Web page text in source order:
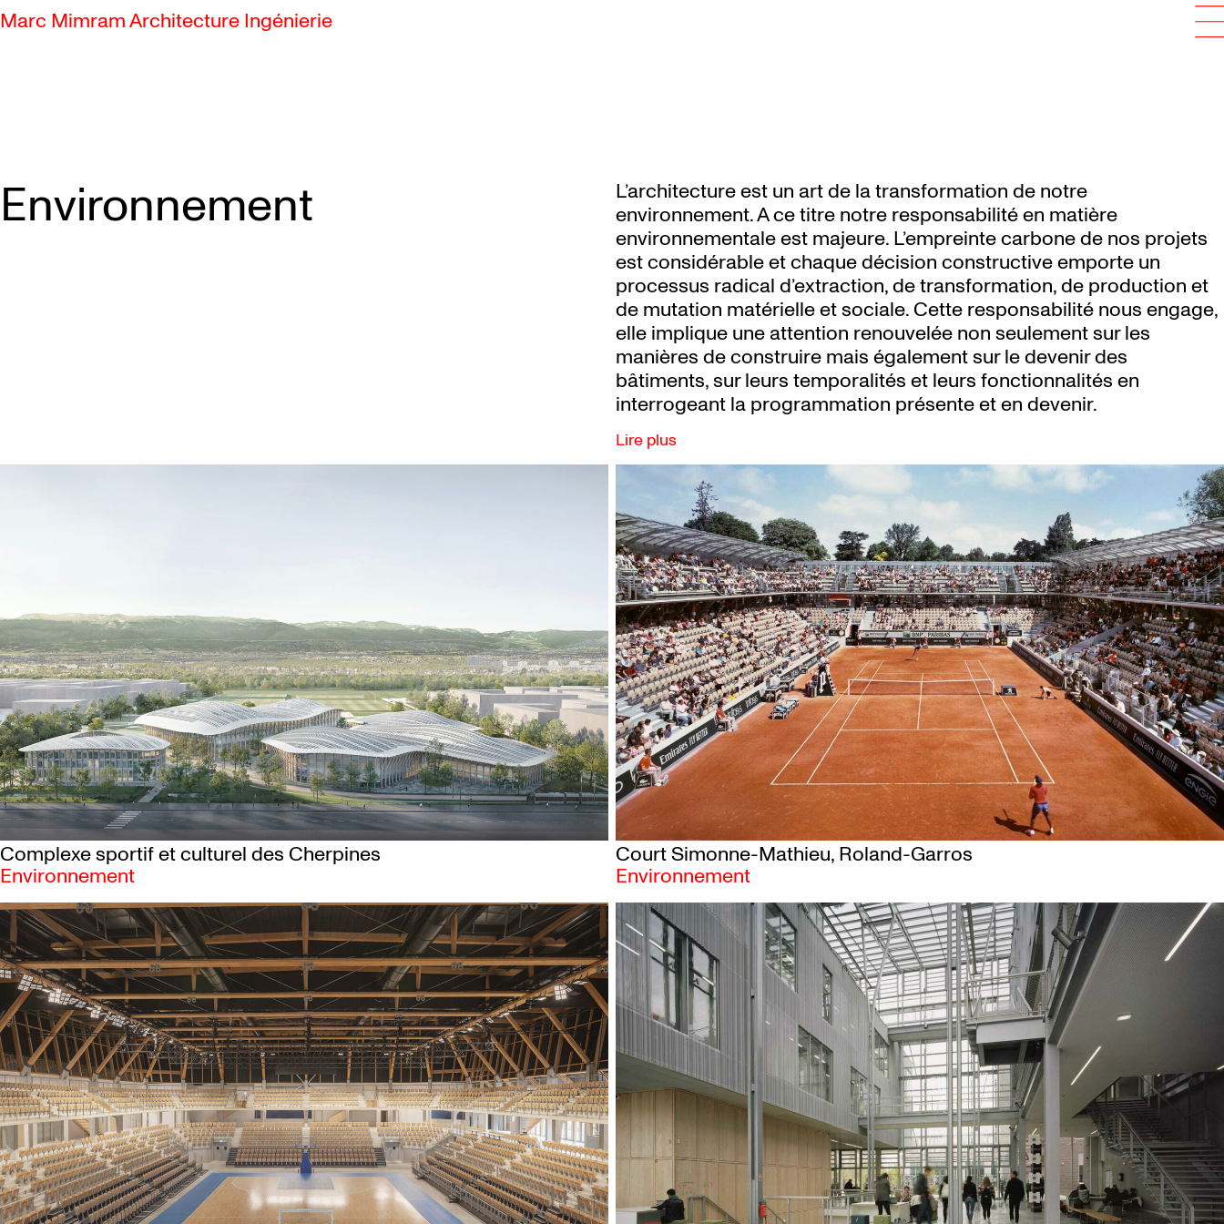
Marc Mimram Architecture Ingénierie
Environnement
L’architecture est un art de la transformation de notre
environnement. A ce titre notre responsabilité en matière
environnementale est majeure. L’empreinte carbone de nos projets
est considérable et chaque décision constructive emporte un
processus radical d’extraction, de transformation, de production et
de mutation matérielle et sociale. Cette responsabilité nous engage,
elle implique une attention renouvelée non seulement sur les
manières de construire mais également sur le devenir des
bâtiments, sur leurs temporalités et leurs fonctionnalités en
interrogeant la programmation présente et en devenir.
Lire plus
Complexe sportif et culturel des Cherpines
Environnement
Court Simonne-Mathieu, Roland-Garros
Environnement